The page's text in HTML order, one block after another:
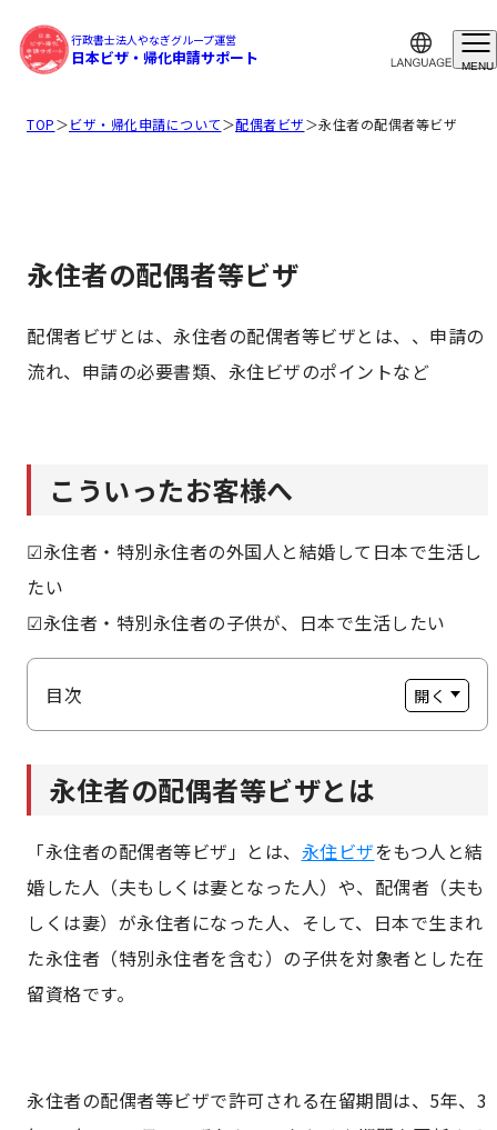
行政書士法人やなぎグループ運営
日本ビザ・帰化申請サポート MENU
TOP＞ビザ・帰化申請について＞配偶者ビザ＞永住者の配偶者等ビザ
永住者の配偶者等ビザ
配偶者ビザとは、永住者の配偶者等ビザとは、、申請の
流れ、申請の必要書類、永住ビザのポイントなど
こういったお客様へ
☑永住者・特別永住者の外国人と結婚して日本で生活し
たい
☑永住者・特別永住者の子供が、日本で生活したい
目次
永住者の配偶者等ビザとは
配偶者ビザの申請
ビザ取得前の国際結婚手続きの流れ
両親が外国人の場合で日本で子どもが生まれたとき
の手続きの流れ
ビザ申請の流れ
永住者の配偶者等ビザとは
「永住者の配偶者等ビザ」とは、 永住ビザをもつ人と結
婚した人（夫もしくは妻となった人）や、配偶者（夫も
しくは妻）が永住者になった人、そして、日本で生まれ
た永住者（特別永住者を含む）の子供を対象者とした在
留資格です。
永住者の配偶者等ビザで許可される在留期間は、5年、3